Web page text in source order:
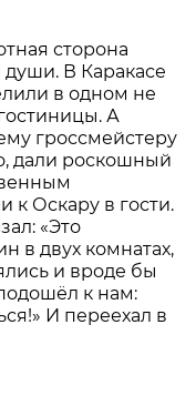
сторона
В Каракасе
в одном не
А
гроссмейстеру
дали роскошный
к Оскару в гости.
«Это
в двух комнатах,
и вроде бы
к нам:
И переехал в